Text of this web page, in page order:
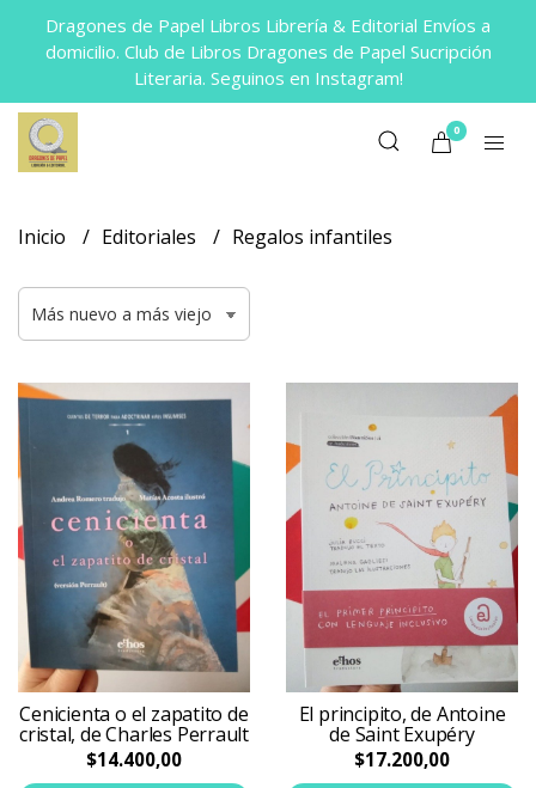
Dragones de Papel Libros Librería & Editorial Envíos a
domicilio. Club de Libros Dragones de Papel Sucripción
Literaria. Seguinos en Instagram!
0
Inicio Editoriales Regalos infantiles
Cenicienta o el zapatito de
cristal, de Charles Perrault
$14.400,00
El principito, de Antoine
de Saint Exupéry
$17.200,00